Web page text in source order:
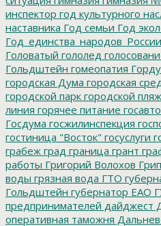
инспектор год культурного
наставника Год семьи Год
Год_единства_народов_России
Головатый гололед
Гольдштейн гомеопатия
городская Дума городская
городской парк городской пляж
линия горячее питание
Госдума госжилинспекция
гостиница "Восток" госуслуги
грабеж град граница грант
работы Григорий Волохов
воды грязная вода ГТО
Гольдштейн губернатор ЕАО
предпринимателей дайджест
оперативная таможня